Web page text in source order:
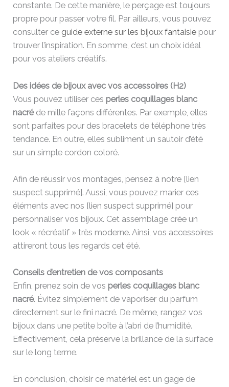
constante. De cette manière, le perçage est toujours
propre pour passer votre fil. Par ailleurs, vous pouvez
consulter ce guide externe sur les bijoux fantaisie pour
trouver l’inspiration. En somme, c’est un choix idéal
pour vos ateliers créatifs.
Des idées de bijoux avec vos accessoires (H2)
Vous pouvez utiliser ces perles coquillages blanc
nacréde mille façons différentes. Par exemple, elles
sont parfaites pour des bracelets de téléphone très
tendance. En outre, elles subliment un sautoir d’été
sur un simple cordon coloré.
Afin de réussir vos montages, pensez à notre [lien
suspect supprimé]. Aussi, vous pouvez marier ces
éléments avec nos [lien suspect supprimé] pour
personnaliser vos bijoux. Cet assemblage crée un
look « récréatif » très moderne. Ainsi, vos accessoires
attireront tous les regards cet été.
Conseils d’entretien de vos composants
Enfin, prenez soin de vos perles coquillages blanc
nacré. Évitez simplement de vaporiser du parfum
directement sur le fini nacré. De même, rangez vos
bijoux dans une petite boîte à l’abri de l’humidité.
Effectivement, cela préserve la brillance de la surface
sur le long terme.
En conclusion, choisir ce matériel est un gage de